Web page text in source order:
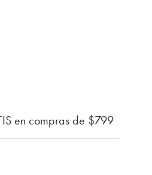
en compras de $799